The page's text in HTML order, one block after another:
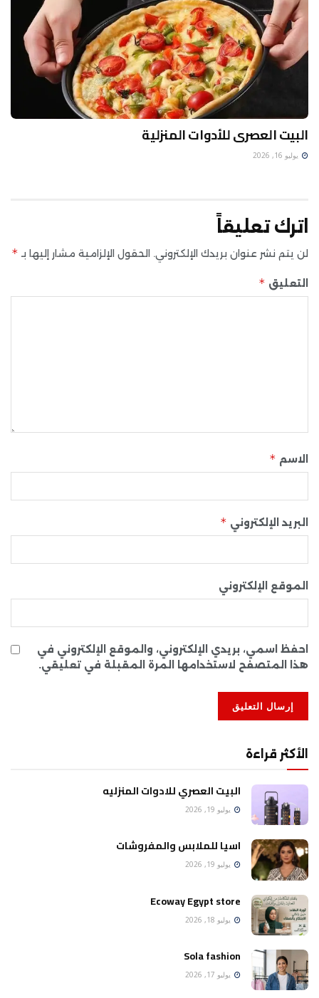
البيت العصرى للأدوات المنزلية
يوليو 16, 2026
اترك تعليقاً
لن يتم نشر عنوان بريدك الإلكتروني. الحقول الإلزامية مشار إليها بـ *
التعليق *
الاسم *
البريد الإلكتروني *
الموقع الإلكتروني
احفظ اسمي، بريدي الإلكتروني، والموقع الإلكتروني في
هذا المتصفح لاستخدامها المرة المقبلة في تعليقي.
الأكثر قراءة
البيت العصري للادوات المنزليه
يوليو 19, 2026
اسيا للملابس والمفروشات
يوليو 19, 2026
Ecoway Egypt store
يوليو 18, 2026
Sola fashion
يوليو 17, 2026